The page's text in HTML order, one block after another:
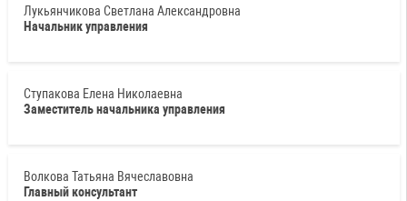
Лукьянчикова Светлана Александровна
Начальник управления
Ступакова Елена Николаевна
Заместитель начальника управления
Волкова Татьяна Вячеславовна
Главный консультант